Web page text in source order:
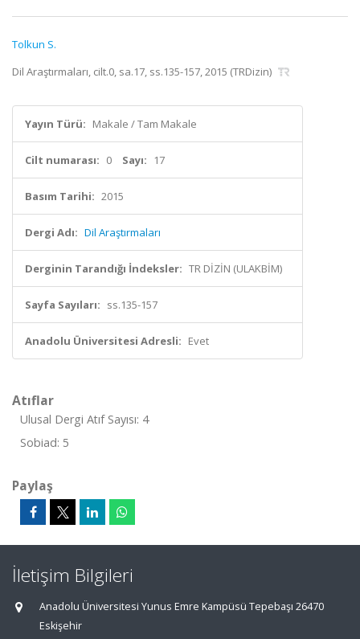
Tolkun S.
Dil Araştırmaları, cilt.0, sa.17, ss.135-157, 2015 (TRDizin)
Yayın Türü: Makale / Tam Makale
Cilt numarası: 0 Sayı: 17
Basım Tarihi: 2015
Dergi Adı: Dil Araştırmaları
Derginin Tarandığı İndeksler: TR DİZİN (ULAKBİM)
Sayfa Sayıları: ss.135-157
Anadolu Üniversitesi Adresli: Evet
Atıflar
Ulusal Dergi Atıf Sayısı: 4
Sobiad: 5
Paylaş
İletişim Bilgileri
Anadolu Üniversitesi Yunus Emre Kampüsü Tepebaşı 26470
Eskişehir